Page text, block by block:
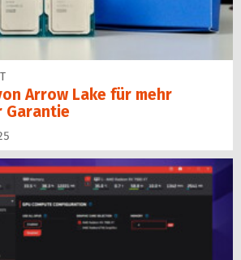
Arrow Lake für mehr
Garantie